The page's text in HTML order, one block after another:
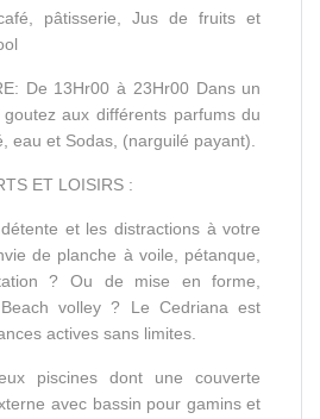
pâtisserie, Jus de fruits et
De 13Hr00 à 23Hr00 Dans un
aux différents parfums du
eau et Sodas, (narguilé payant).
ET LOISIRS :
et les distractions à votre
de planche à voile, pétanque,
? Ou de mise en forme,
volley ? Le Cedriana est
actives sans limites.
piscines dont une couverte
avec bassin pour gamins et